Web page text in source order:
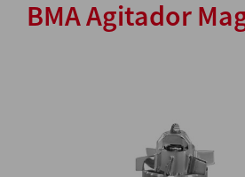
BMA Agitador